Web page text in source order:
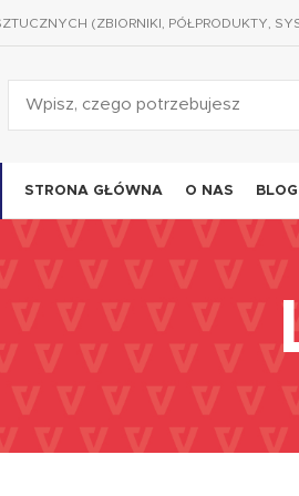
(ZBIORNIKI, PÓŁPRODUKTY,
STRONA GŁÓWNA O NAS BLOG